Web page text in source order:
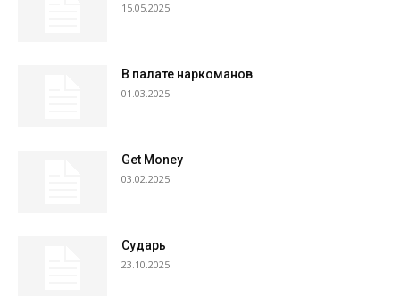
15.05.2025
В палате наркоманов
01.03.2025
Get Money
03.02.2025
Сударь
23.10.2025